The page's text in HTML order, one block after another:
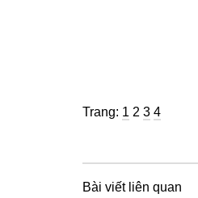
Trang: Trang
1 Trang
2 Trang
3 Trang
4
Bài viết liên quan